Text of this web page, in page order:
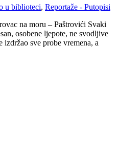
u biblioteci, Reportaže - Putopisi
na moru – Paštrovići Svaki
osobene ljepote, ne svodljive
sve probe vremena, a